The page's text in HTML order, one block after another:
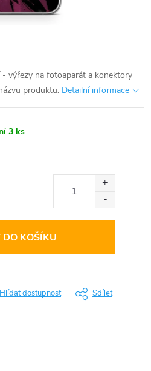
výřezy na fotoaparát a konektory
produktu. Detailní informace
3 ks
DO KOŠÍKU
Hlídat dostupnost Sdílet